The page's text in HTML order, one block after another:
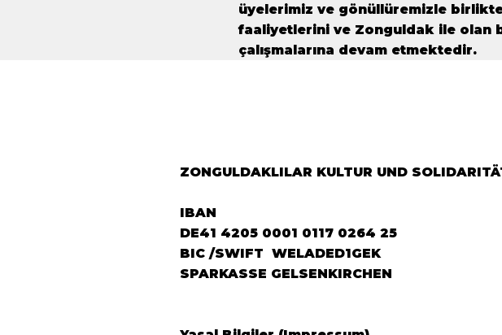
üyelerimiz ve gönüllüremizle
faaliyetlerini ve Zonguldak ile olan
çalışmalarına devam etmektedir.
ZONGULDAKLILAR KULTUR UND
IBAN
DE41 4205 0001 0117 0264 25
BIC /SWIFT WELADED1GEK
SPARKASSE GELSENKIRCHEN